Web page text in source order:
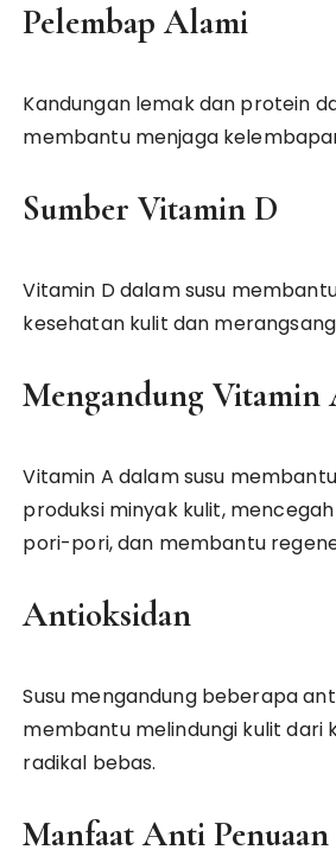
Pelembap Alami
Kandungan lemak dan protein
membantu menjaga
Sumber Vitamin D
Vitamin D dalam susu
kesehatan kulit dan
Mengandung Vitamin
Vitamin A dalam susu
produksi minyak kulit,
pori-pori, dan membantu
Antioksidan
Susu mengandung beberapa
membantu melindungi kulit dari
radikal bebas.
Manfaat Anti Penuaan